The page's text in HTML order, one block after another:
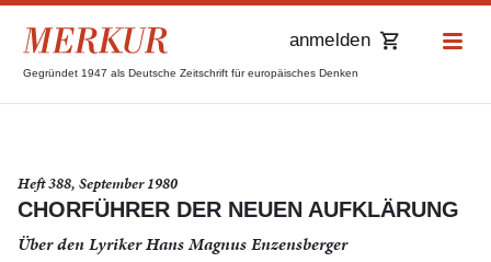
Gegründet 1947 als Deutsche Zeitschrift für europäisches Denken
anmelden
Heft 388, September 1980
CHORFÜHRER DER NEUEN AUFKLÄRUNG
Über den Lyriker Hans Magnus Enzensberger